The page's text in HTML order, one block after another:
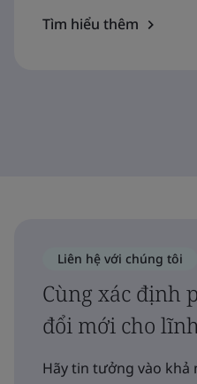
Tìm hiểu thêm
Liên hệ với chúng tôi
Cùng xác định
đổi mới cho
Hãy tin tưởng vào khả